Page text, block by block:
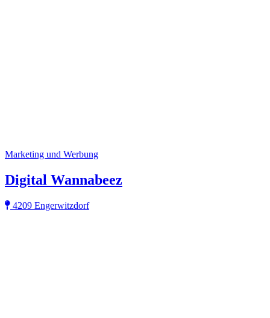
Marketing und Werbung
Digital Wannabeez
4209 Engerwitzdorf